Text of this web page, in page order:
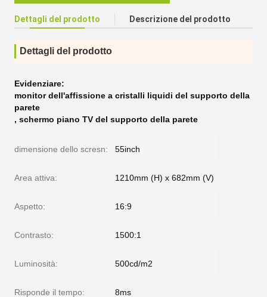
Dettagli del prodotto Descrizione del prodotto
Dettagli del prodotto
Evidenziare:
monitor dell'affissione a cristalli liquidi del supporto della
parete
, schermo piano TV del supporto della parete
dimensione dello scresn: 55inch
Area attiva: 1210mm (H) x 682mm (V)
Aspetto: 16:9
Contrasto: 1500:1
Luminosità: 500cd/m2
Risponde il tempo: 8ms